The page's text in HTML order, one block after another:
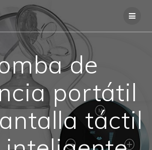
Saltar
al
contenido
de
portátil
táctil